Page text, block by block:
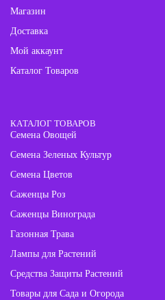
Магазин
Доставка
Мой аккаунт
Каталог Товаров
КАТАЛОГ ТОВАРОВ
Семена Овощей
Семена Зеленых Культур
Семена Цветов
Саженцы Роз
Саженцы Винограда
Газонная Трава
Лампы для Растений
Средства Защиты Растений
Товары для Сада и Огорода